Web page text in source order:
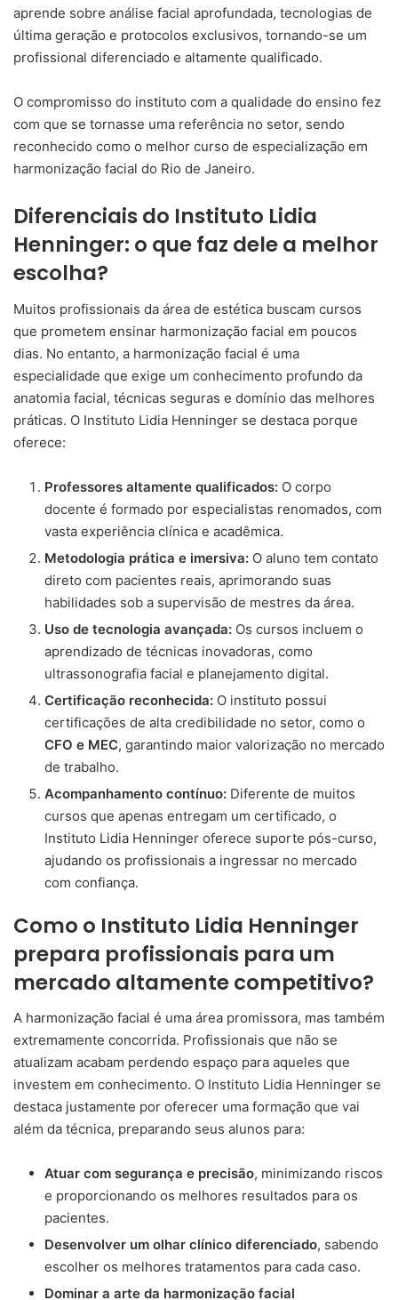
aprende sobre análise facial aprofundada, tecnologias de
última geração e protocolos exclusivos, tornando-se um
profissional diferenciado e altamente qualificado.
O compromisso do instituto com a qualidade do ensino fez
com que se tornasse uma referência no setor, sendo
reconhecido como o melhor curso de especialização em
harmonização facial do Rio de Janeiro.
Diferenciais do Instituto Lidia
Henninger: o que faz dele a melhor
escolha?
Muitos profissionais da área de estética buscam cursos
que prometem ensinar harmonização facial em poucos
dias. No entanto, a harmonização facial é uma
especialidade que exige um conhecimento profundo da
anatomia facial, técnicas seguras e domínio das melhores
práticas. O Instituto Lidia Henninger se destaca porque
oferece:
Professores altamente qualificados: O corpo
docente é formado por especialistas renomados, com
vasta experiência clínica e acadêmica.
Metodologia prática e imersiva: O aluno tem contato
direto com pacientes reais, aprimorando suas
habilidades sob a supervisão de mestres da área.
Uso de tecnologia avançada: Os cursos incluem o
aprendizado de técnicas inovadoras, como
ultrassonografia facial e planejamento digital.
Certificação reconhecida: O instituto possui
certificações de alta credibilidade no setor, como o
CFO e MEC, garantindo maior valorização no mercado
de trabalho.
Acompanhamento contínuo: Diferente de muitos
cursos que apenas entregam um certificado, o
Instituto Lidia Henninger oferece suporte pós-curso,
ajudando os profissionais a ingressar no mercado
com confiança.
Como o Instituto Lidia Henninger
prepara profissionais para um
mercado altamente competitivo?
A harmonização facial é uma área promissora, mas também
extremamente concorrida. Profissionais que não se
atualizam acabam perdendo espaço para aqueles que
investem em conhecimento. O Instituto Lidia Henninger se
destaca justamente por oferecer uma formação que vai
além da técnica, preparando seus alunos para:
Atuar com segurança e precisão, minimizando riscos
e proporcionando os melhores resultados para os
pacientes.
Desenvolver um olhar clínico diferenciado, sabendo
escolher os melhores tratamentos para cada caso.
Dominar a arte da harmonização facial